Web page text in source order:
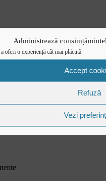
Administrează
oferi o experiență cât mai plăcută.
Accept
Refuză
Vezi